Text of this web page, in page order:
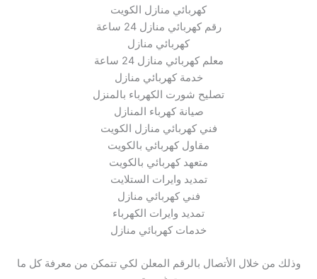
كهربائي منازل الكويت
رقم كهربائي منازل 24 ساعة
كهربائي منازل
معلم كهربائي منازل 24 ساعة
خدمة كهربائي منازل
تصليح شورت الكهرباء بالمنزل
صيانة كهرباء المنازل
فني كهربائي منازل الكويت
مقاول كهربائي بالكويت
متعهد كهربائي بالكويت
تمديد وايرات الستلايت
فني كهربائي منازل
تمديد وايرات الكهرباء
خدمات كهربائي منازل
وذلك من خلال الأتصال بالرقم المعلن لكي تتمكن من معرفة كل ما